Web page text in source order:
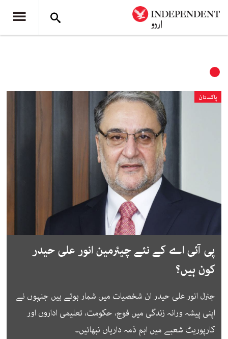
پاکستان
پی آئی اے کے نئے چیئرمین انور علی حیدر
کون ہیں؟
جنرل انور علی حیدر ان شخصیات میں شمار ہوتے ہیں جنہوں نے
اپنی پیشہ ورانہ زندگی میں فوج، حکومت، تعلیمی اداروں اور
کارپوریٹ شعبے میں اہم ذمہ داریاں نبھائیں۔